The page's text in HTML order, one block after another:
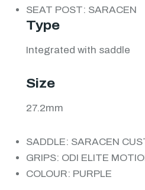
SEAT POST: SARACEN
Type
Integrated with saddle
Size
27.2mm
SADDLE: SARACEN
GRIPS: ODI ELITE
COLOUR: PURPLE